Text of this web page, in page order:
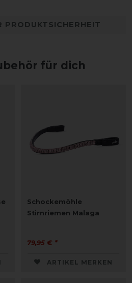
PRODUKTSICHERHEIT
für dich
Schockemöhle
Stirnriemen Malaga
79,95 € *
ARTIKEL MERKEN